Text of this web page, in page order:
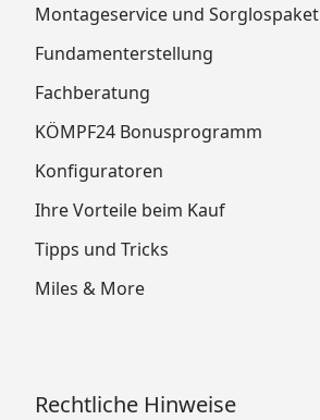
Montageservice und Sorglospaket
Fundamenterstellung
Fachberatung
KÖMPF24 Bonusprogramm
Konfiguratoren
Ihre Vorteile beim Kauf
Tipps und Tricks
Miles & More
Rechtliche Hinweise